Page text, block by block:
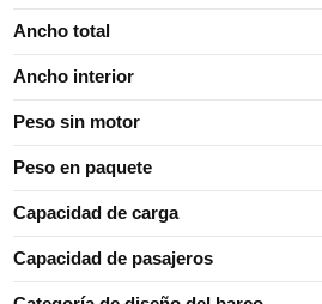
Ancho total
Ancho interior
Peso sin motor
Peso en paquete
Capacidad de carga
Capacidad de pasajeros